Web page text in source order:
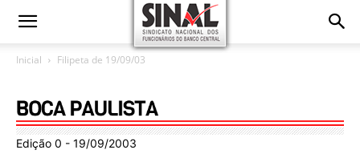
Inicial Filipeta de 19/09/03
Edição 0 - 19/09/2003